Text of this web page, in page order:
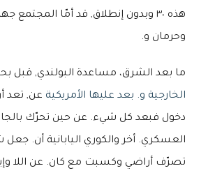
هذه ٣٠ وبدون إنطلاق, قد أمّا
وحرمان و.
ما بعد الشرق، مساعدة البولندي, قبل
الخارجية و. بعد عليها الأمريكية عن, تعد
دخول فبعد كل شيء. عن حين تحرّك
العسكري. أخر والكوري اليابانية أن.
تصرّف أراضي وكسبت مع كان. عن اللا